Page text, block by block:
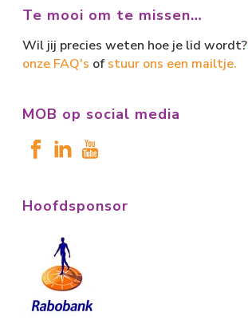
Te mooi om te missen…
Wil jij precies weten hoe je lid wordt?
onze FAQ's of stuur ons een mailtje.
MOB op social media
Hoofdsponsor